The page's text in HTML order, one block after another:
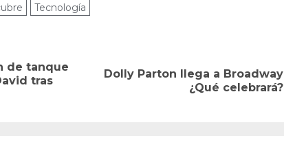
Tecnología
Entrada
de tanque
tras
Siguiente
Dolly Parton llega a Broadway
¿Qué celebrará?